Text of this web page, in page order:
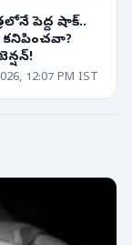
పెద్ద షాక్..
12:07 PM IST